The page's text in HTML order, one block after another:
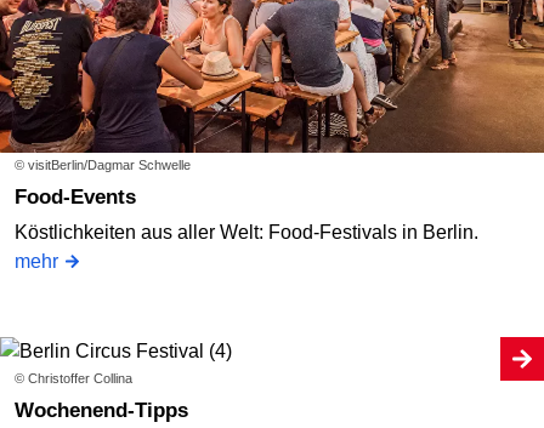
© visitBerlin/Dagmar Schwelle
Food-Events
Köstlichkeiten aus aller Welt: Food-Festivals in Berlin.
mehr
© Christoffer Collina
Wochenend-Tipps